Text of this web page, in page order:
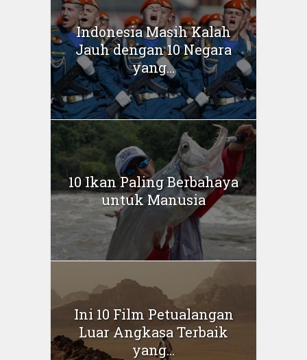
Indonesia Masih Kalah
Jauh dengan 10 Negara
yang...
10 Ikan Paling Berbahaya
untuk Manusia
Ini 10 Film Petualangan
Luar Angkasa Terbaik
yang...